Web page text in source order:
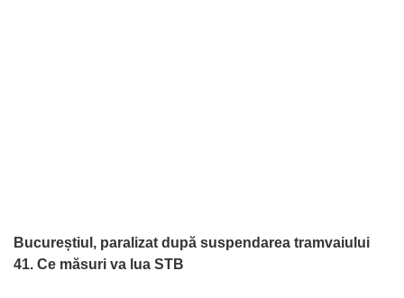
Bucureștiul, paralizat după suspendarea tramvaiului
41. Ce măsuri va lua STB